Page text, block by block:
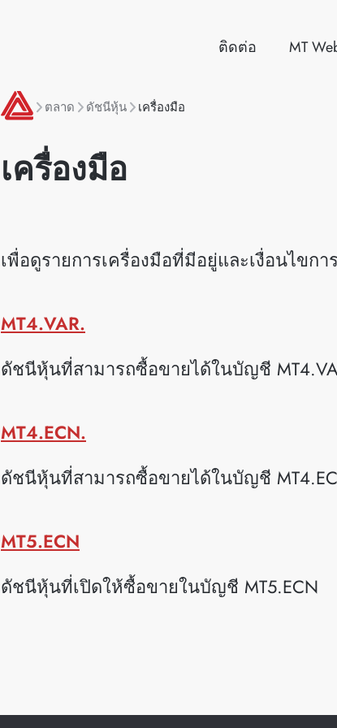
ติดต่อ MT
ตลาด ดัชนีหุ้น เครื่องมือ
เครื่องมือ
เพื่อดูรายการเครื่องมือที่มีอยู่และเงื่อนไขก
MT4.VAR.
ดัชนีหุ้นที่สามารถซื้อขายได้ในบัญชี
MT4.ECN.
ดัชนีหุ้นที่สามารถซื้อขายได้ในบัญชี
MT5.ECN
ดัชนีหุ้นที่เปิดให้ซื้อขายในบัญชี MT5.ECN